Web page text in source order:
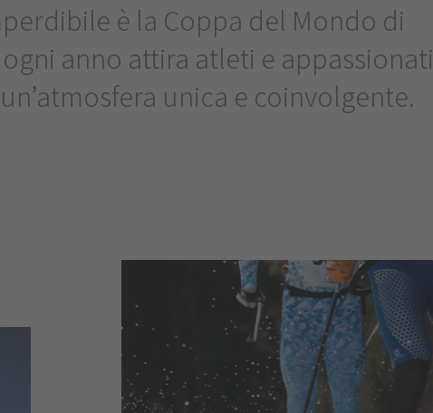
è la Coppa del Mondo di
anno attira atleti e appassionati
unica e coinvolgente.